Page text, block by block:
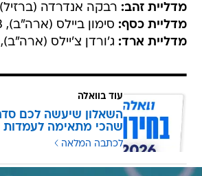
מדליית זהב: רבקה אנדרדה (ברזיל),
מדליית כסף: סימון ביילס (ארה"ב), 14.133
מדליית ארד: ג'ורדן צ'יילס (ארה"ב), 13.766
עוד בוואלה
השאלון שיעשה לכם
שהכי מתאימה
לכתבה המלאה